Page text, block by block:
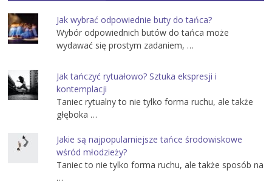
Jak wybrać odpowiednie buty do tańca?
Wybór odpowiednich butów do tańca może
wydawać się prostym zadaniem, …
Jak tańczyć rytuałowo? Sztuka ekspresji i
kontemplacji
Taniec rytualny to nie tylko forma ruchu, ale także
głęboka …
Jakie są najpopularniejsze tańce środowiskowe
wśród młodzieży?
Taniec to nie tylko forma ruchu, ale także sposób na
…